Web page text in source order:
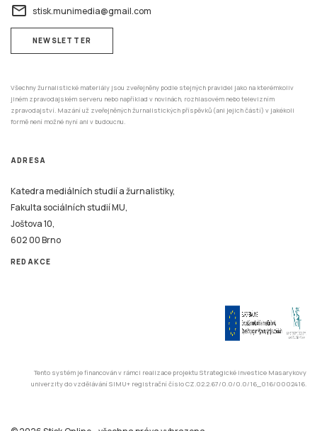
email stisk.munimedia@gmail.com
NEWSLETTER
Všechny žurnalistické materiály jsou zveřejněny podle stejných pravidel jako na kterémkoliv
jiném zpravodajském serveru nebo například v novinách, rozhlasovém nebo televizním
zpravodajství. Mazání už zveřejněných žurnalistických příspěvků (ani jejich částí) v jakékoli
formě není možné nyní ani v budoucnu.
ADRESA
Katedra mediálních studií a žurnalistiky,
Fakulta sociálních studií MU,
Joštova 10,
602 00 Brno
REDAKCE
Tento systém je financován v rámci realizace projektu Strategické investice Masarykovy
univerzity do vzdělávání SIMU+ registrační číslo CZ.02.2.67/0.0/0.0/16_016/0002416.